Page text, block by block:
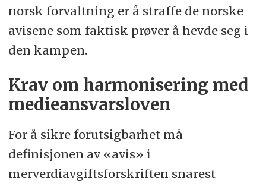
norsk forvaltning er å straffe de norske
avisene som faktisk prøver å hevde seg i
den kampen.
Krav om harmonisering med
medieansvarsloven
For å sikre forutsigbarhet må
definisjonen av «avis» i
merverdiavgiftsforskriften snarest